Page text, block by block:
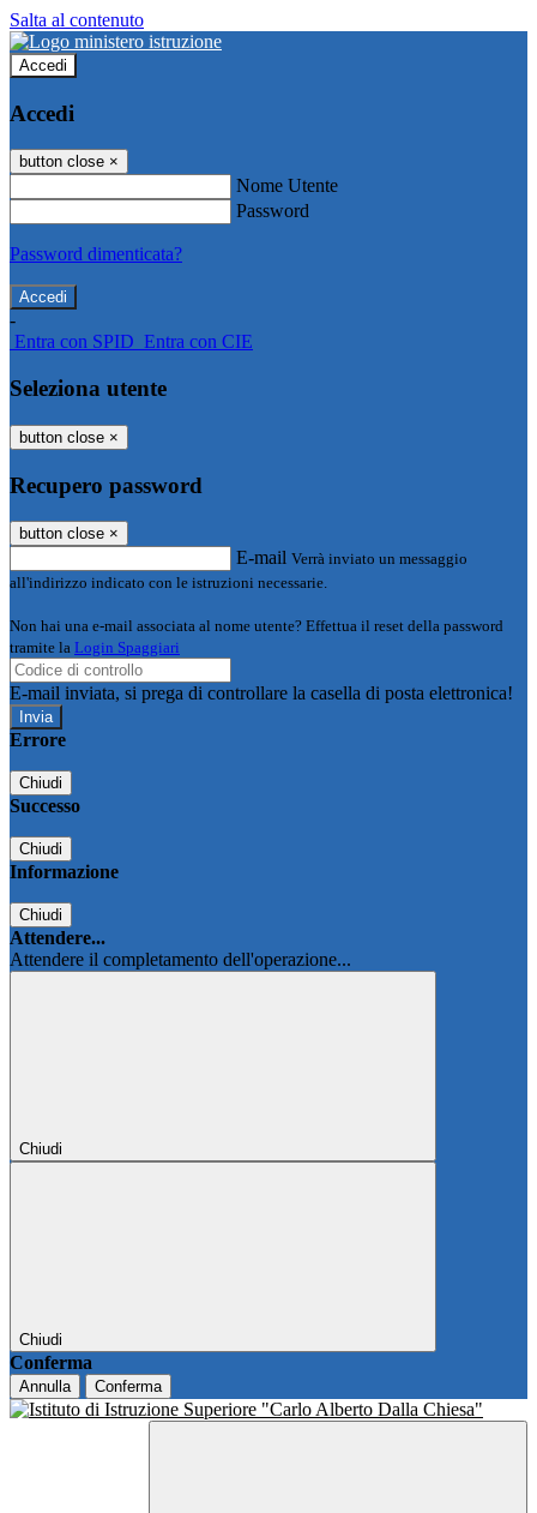
Salta al contenuto
Accedi
Accedi
button close ×
Nome Utente
Password
Password dimenticata?
-
Entra con SPID Entra con CIE
Seleziona utente
button close ×
Recupero password
button close ×
E-mail Verrà inviato un messaggio
all'indirizzo indicato con le istruzioni necessarie.
Non hai una e-mail associata al nome utente? Effettua il reset della password
tramite la Login Spaggiari
E-mail inviata, si prega di controllare la casella di posta elettronica!
Errore
Chiudi
Successo
Chiudi
Informazione
Chiudi
Attendere...
Attendere il completamento dell'operazione...
Chiudi
Chiudi
Conferma
Annulla Conferma